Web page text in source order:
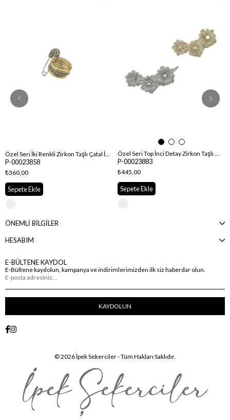
Özel Seri İki Renkli Zirkon Taşlı Çatal İğne Kıkırdak Küpe
P-00023858
₺360,00
Sepete Ekle
Özel Seri Top İnci Detay Zirkon Taşlı Çiçek Sıralı Kıkırdaklı Küpe ( Sol Kulak Uyumludur.)
P-00023883
₺445,00
Sepete Ekle
ÖNEMLİ BİLGİLER
HESABIM
E-BÜLTENE KAYDOL
E-Bültene kaydolun, kampanya ve indirimlerimizden ilk siz haberdar olun.
KAYDOLUN
© 2026 İpek Sekerciler - Tüm Hakları Saklıdır.